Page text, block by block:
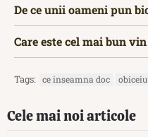
De ce unii oameni pun
Care este cel mai bun
Tags: ce inseamna doc
Cele mai noi articole